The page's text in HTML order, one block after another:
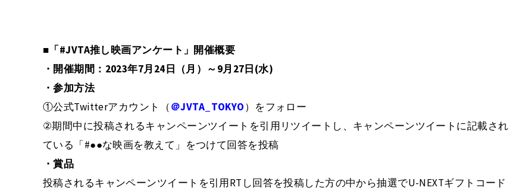
■「#JVTA推し映画アンケート」開催概要
・開催期間：2023年7月24日（月）～9月27日(水)
・参加方法
①公式Twitterアカウント（＠JVTA_TOKYO）をフォロー
②期間中に投稿されるキャンペーンツイートを引用リツイートし、キャンペーンツイートに記載され
ている「#●●な映画を教えて」をつけて回答を投稿
・賞品
投稿されるキャンペーンツイートを引用RTし回答を投稿した方の中から抽選でU-NEXTギフトコード